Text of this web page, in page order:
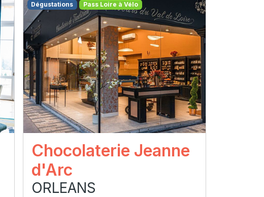
Dégustations Pass Loire à Vélo
Chocolaterie Jeanne
d'Arc
ORLEANS